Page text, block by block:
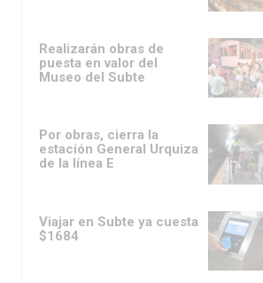
Realizarán obras de
puesta en valor del
Museo del Subte
Por obras, cierra la
estación General Urquiza
de la línea E
Viajar en Subte ya cuesta
$1684